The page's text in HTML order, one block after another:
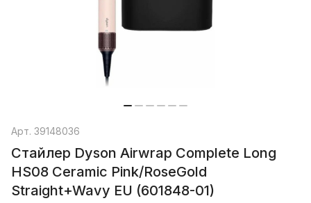
Арт. 39148036
Стайлер Dyson Airwrap Complete Long
HS08 Ceramic Pink/RoseGold
Straight+Wavy EU (601848-01)